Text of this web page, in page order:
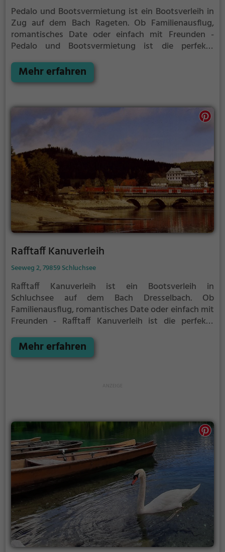
Pedalo und Bootsvermietung ist ein Bootsverleih in
Zug auf dem Bach Rageten. Ob Familienausflug,
romantisches Date oder einfach mit Freunden -
Pedalo und Bootsvermietung ist die perfekte
als auch Sportbegeisterte und echte Wasserratten
auf ihre Kosten.
Mehr erfahren
Rafftaff Kanuverleih
Seeweg 2, 79859 Schluchsee
Rafftaff Kanuverleih ist ein Bootsverleih in
Schluchsee auf dem Bach Dresselbach. Ob
Familienausflug, romantisches Date oder einfach mit
Freunden - Rafftaff Kanuverleih ist die perfekte
Naturfreunde als auch Sportbegeisterte und echte
Wasserratten auf ihre Kosten.
Mehr erfahren